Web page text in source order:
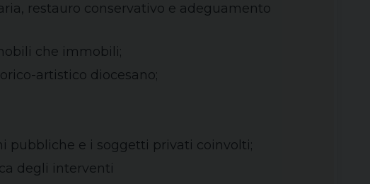
restauro conservativo e adeguamento
che immobili;
artistico diocesano;
pubbliche e i soggetti privati coinvolti;
degli interventi